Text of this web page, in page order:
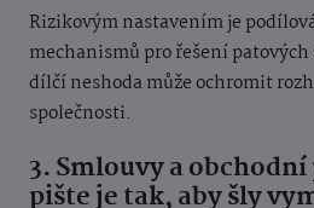
Rizikovým nastavením je
mechanismů pro řešení
dílčí neshoda může ochromit
společnosti.
3. Smlouvy a
pište je tak, aby šly